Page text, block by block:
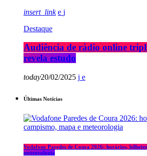
insert_link
Destaque
Audiência de rádio online
revela estudo
today20/02/2025
Últimas Notícias
Vodafone Paredes de Coura 2026: horários,
meteorologia